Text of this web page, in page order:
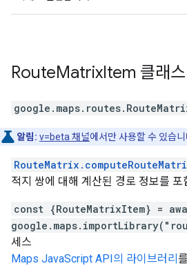
RouteMatrixItem 클래스
google.maps.routes.
알림: v=beta 채널에서만 사용할 수 있습니
적지 쌍에 대해 계산된 경로 정보를 포
const {RouteMatrixItem} =
세스
Maps JavaScript API의 라이브러리